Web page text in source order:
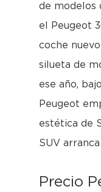
de modelos
el Peugeot
coche
silueta de
ese año,
Peugeot
estética de
SUV
Precio